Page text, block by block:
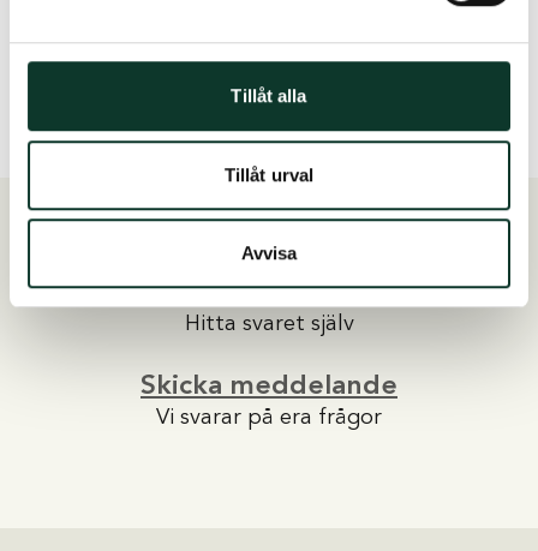
Tillåt alla
Tillåt urval
Avvisa
Vanliga frågor och svar
Hitta svaret själv
Skicka meddelande
Vi svarar på era frågor